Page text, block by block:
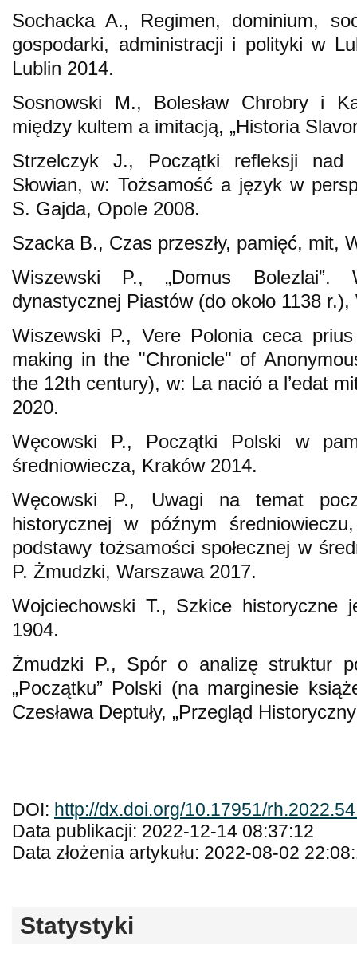
Sochacka A., Regimen, dominium,
gospodarki, administracji i polityki w
Lublin 2014.
Sosnowski M., Bolesław Chrobry i
między kultem a imitacją, „Historia
Strzelczyk J., Początki refleksji nad
Słowian, w: Tożsamość a język w
S. Gajda, Opole 2008.
Szacka B., Czas przeszły, pamięć, mit,
Wiszewski P., „Domus Bolezlai”.
dynastycznej Piastów (do około 1138 r.),
Wiszewski P., Vere Polonia ceca
making in the "Chronicle" of
the 12th century), w: La nació a l’edat
2020.
Węcowski P., Początki Polski w
średniowiecza, Kraków 2014.
Węcowski P., Uwagi na temat
historycznej w późnym
podstawy tożsamości społecznej w
P. Żmudzki, Warszawa 2017.
Wojciechowski T., Szkice historyczne
1904.
Żmudzki P., Spór o analizę struktur
„Początku” Polski (na marginesie
Czesława Deptuły, „Przegląd
DOI: http://dx.doi.org/10.17951/
Data publikacji: 2022-12-14 08:37:12
Data złożenia artykułu: 2022-08-02
Statystyki